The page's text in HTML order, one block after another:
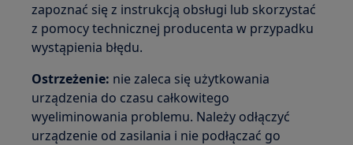
zapoznać się z instrukcją obsługi lub skorzystać
z pomocy technicznej producenta w przypadku
wystąpienia błędu.
Ostrzeżenie: nie zaleca się użytkowania
urządzenia do czasu całkowitego
wyeliminowania problemu. Należy odłączyć
urządzenie od zasilania i nie podłączać go